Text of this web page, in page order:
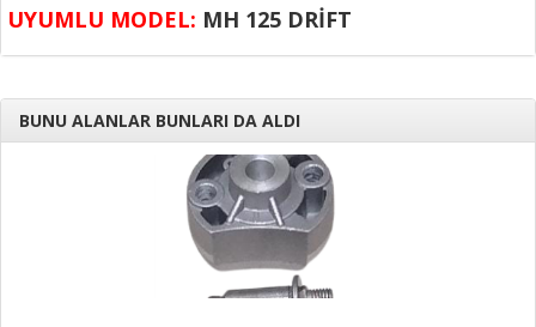
UYUMLU MODEL: MH 125 DRİFT
BUNU ALANLAR BUNLARI DA ALDI